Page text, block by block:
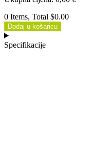
0 Items, Total $0.00
Dodaj u košaricu
Specifikacije